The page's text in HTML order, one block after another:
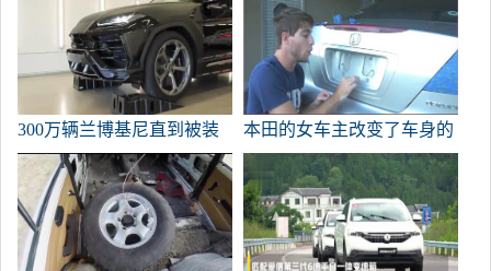
300万辆兰博基尼直到被装
饰后才知道什么是新外观。
本田的女车主改变了车身的
颜色。画完成后，主人的脸
变绿了。